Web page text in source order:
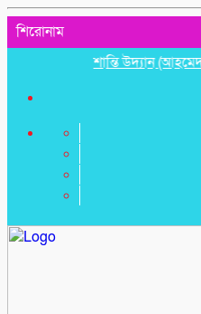
শিরোনাম
শান্তি উদ্যান (আহমেদ